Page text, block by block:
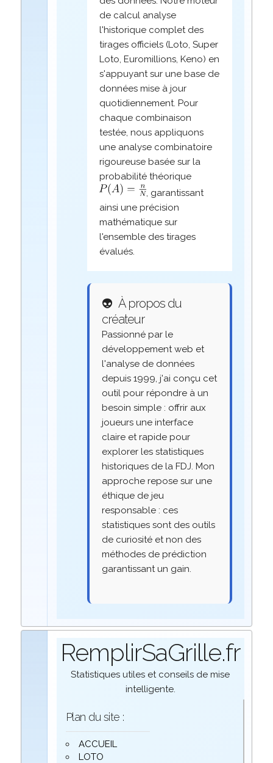
de calcul analyse
l'historique complet des
tirages officiels (Loto, Super
Loto, Euromillions, Keno) en
s'appuyant sur une base de
données mise à jour
quotidiennement. Pour
chaque combinaison
testée, nous appliquons
une analyse combinatoire
rigoureuse basée sur la
probabilité théorique
, garantissant
ainsi une précision
mathématique sur
l'ensemble des tirages
évalués.
👽 À propos du
créateur
Passionné par le
développement web et
l'analyse de données
depuis 1999, j'ai conçu cet
outil pour répondre à un
besoin simple : offrir aux
joueurs une interface
claire et rapide pour
explorer les statistiques
historiques de la FDJ. Mon
approche repose sur une
éthique de jeu
responsable : ces
statistiques sont des outils
de curiosité et non des
méthodes de prédiction
garantissant un gain.
RemplirSaGrille.fr
Statistiques utiles et conseils de mise
intelligente.
Plan du site :
ACCUEIL
LOTO